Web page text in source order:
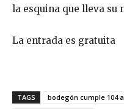
la esquina que lleva su
La entrada es gratuita
TAGS
bodegón cumple 104